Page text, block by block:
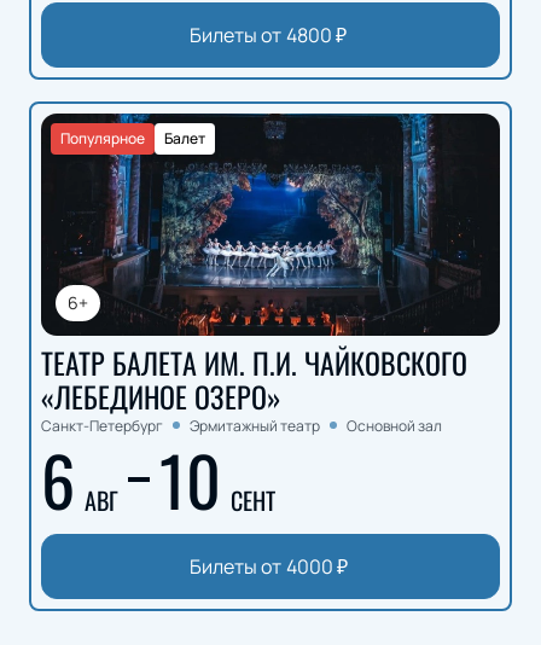
Билеты от4800₽
6+
Балет
Популярное
ТЕАТР БАЛЕТА ИМ. П.И. ЧАЙКОВСКОГО
«ЛЕБЕДИНОЕ ОЗЕРО»
Санкт-Петербург Эрмитажный театр Основной зал
6 АВГ 10 СЕНТ
Билеты от 4000₽